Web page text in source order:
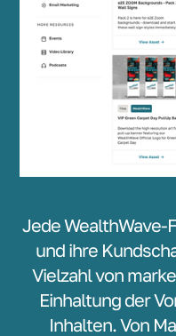
Jede WealthWave-
und ihre
Vielzahl von
Einhaltung der
Inhalten. Von